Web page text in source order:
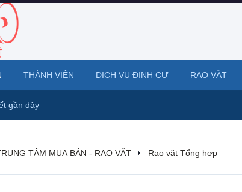
TÂM MUA BÁN - RAO VẶT Rao vặt Tổng hợp
gần đây
THÀNH VIÊN DỊCH VỤ ĐỊNH CƯ RAO VẶT